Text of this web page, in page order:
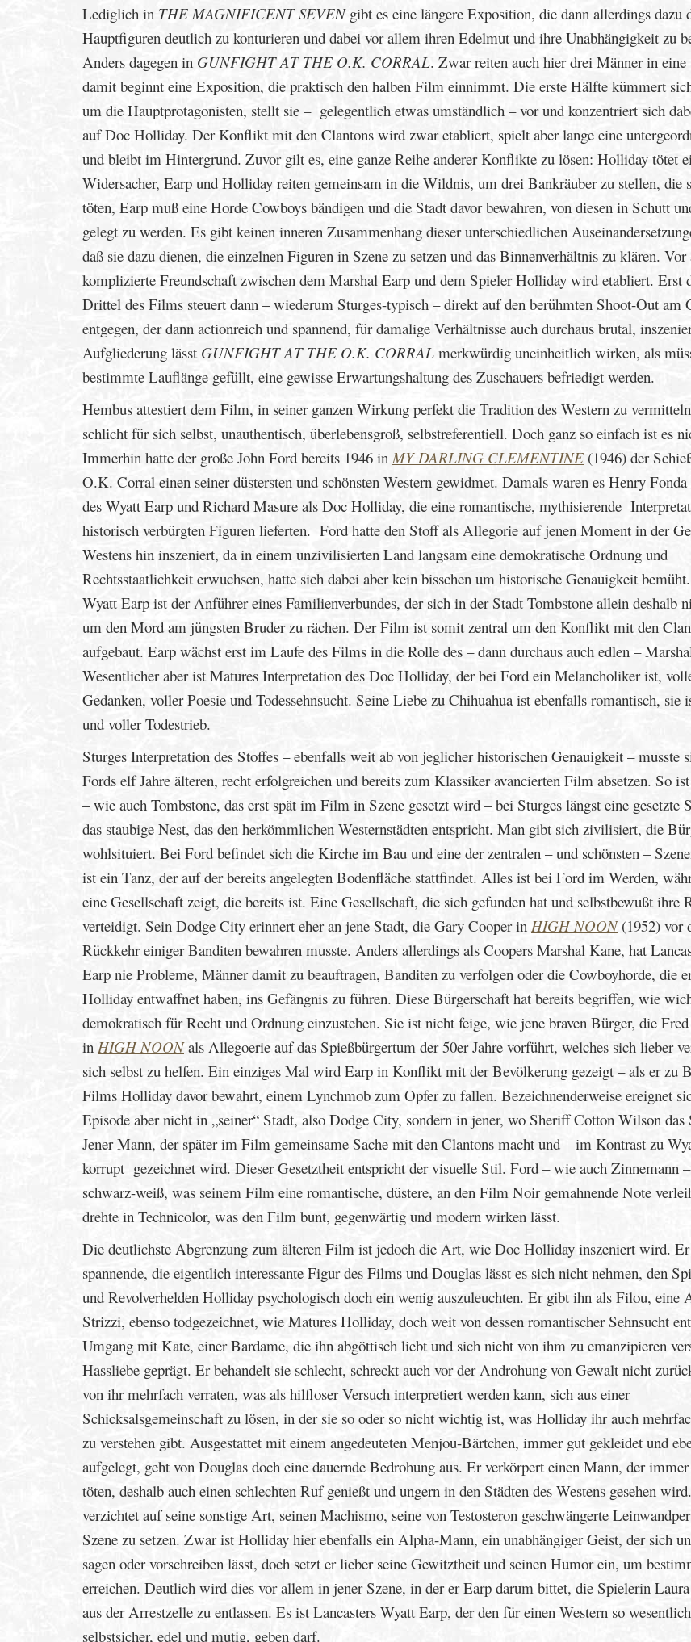
Lediglich in THE MAGNIFICENT SEVENgibt es eine längere Exposition, die dann allerdings dazu
Hauptfiguren deutlich zu konturieren und dabei vor allem ihren Edelmut und ihre Unabhängigkeit zu
Anders dagegen in GUNFIGHT AT THE O.K. CORRAL. Zwar reiten auch hier drei Männer in eine
damit beginnt eine Exposition, die praktisch den halben Film einnimmt. Die erste Hälfte kümmert
um die Hauptprotagonisten, stellt sie – gelegentlich etwas umständlich – vor und konzentriert sich
auf Doc Holliday. Der Konflikt mit den Clantons wird zwar etabliert, spielt aber lange eine
und bleibt im Hintergrund. Zuvor gilt es, eine ganze Reihe anderer Konflikte zu lösen: Holliday tötet
Widersacher, Earp und Holliday reiten gemeinsam in die Wildnis, um drei Bankräuber zu stellen, die
töten, Earp muß eine Horde Cowboys bändigen und die Stadt davor bewahren, von diesen in Schutt
gelegt zu werden. Es gibt keinen inneren Zusammenhang dieser unterschiedlichen
daß sie dazu dienen, die einzelnen Figuren in Szene zu setzen und das Binnenverhältnis zu klären.
komplizierte Freundschaft zwischen dem Marshal Earp und dem Spieler Holliday wird etabliert. Erst
Drittel des Films steuert dann – wiederum Sturges-typisch – direkt auf den berühmten Shoot-Out am
entgegen, der dann actionreich und spannend, für damalige Verhältnisse auch durchaus brutal,
Aufgliederung lässt GUNFIGHT AT THE O.K. CORRAL merkwürdig uneinheitlich wirken, als
bestimmte Lauflänge gefüllt, eine gewisse Erwartungshaltung des Zuschauers befriedigt werden.
Hembus attestiert dem Film, in seiner ganzen Wirkung perfekt die Tradition des Western zu
schlicht für sich selbst, unauthentisch, überlebensgroß, selbstreferentiell. Doch ganz so einfach ist es
Immerhin hatte der große John Ford bereits 1946 inMY DARLING CLEMENTINE (1946) der
O.K. Corral einen seiner düstersten und schönsten Western gewidmet. Damals waren es Henry
des Wyatt Earp und Richard Masure als Doc Holliday, die eine romantische, mythisierende
historisch verbürgten Figuren lieferten. Ford hatte den Stoff als Allegorie auf jenen Moment in der
Westens hin inszeniert, da in einem unzivilisierten Land langsam eine demokratische Ordnung und
Rechtsstaatlichkeit erwuchsen, hatte sich dabei aber kein bisschen um historische Genauigkeit
Wyatt Earp ist der Anführer eines Familienverbundes, der sich in der Stadt Tombstone allein deshalb
um den Mord am jüngsten Bruder zu rächen. Der Film ist somit zentral um den Konflikt mit den
aufgebaut. Earp wächst erst im Laufe des Films in die Rolle des – dann durchaus auch edlen –
Wesentlicher aber ist Matures Interpretation des Doc Holliday, der bei Ford ein Melancholiker ist,
Gedanken, voller Poesie und Todessehnsucht. Seine Liebe zu Chihuahua ist ebenfalls romantisch, sie
und voller Todestrieb.
Sturges Interpretation des Stoffes – ebenfalls weit ab von jeglicher historischen Genauigkeit – musste
Fords elf Jahre älteren, recht erfolgreichen und bereits zum Klassiker avancierten Film absetzen. So
– wie auch Tombstone, das erst spät im Film in Szene gesetzt wird – bei Sturges längst eine gesetzte
das staubige Nest, das den herkömmlichen Westernstädten entspricht. Man gibt sich zivilisiert, die
wohlsituiert. Bei Ford befindet sich die Kirche im Bau und eine der zentralen – und schönsten –
ist ein Tanz, der auf der bereits angelegten Bodenfläche stattfindet. Alles ist bei Ford im Werden,
eine Gesellschaft zeigt, die bereits ist. Eine Gesellschaft, die sich gefunden hat und selbstbewußt ihre
verteidigt. Sein Dodge City erinnert eher an jene Stadt, die Gary Cooper in HIGH NOON(1952) vor
Rückkehr einiger Banditen bewahren musste. Anders allerdings als Coopers Marshal Kane, hat
Earp nie Probleme, Männer damit zu beauftragen, Banditen zu verfolgen oder die Cowboyhorde, die
Holliday entwaffnet haben, ins Gefängnis zu führen. Diese Bürgerschaft hat bereits begriffen, wie
demokratisch für Recht und Ordnung einzustehen. Sie ist nicht feige, wie jene braven Bürger, die
in HIGH NOONals Allegoerie auf das Spießbürgertum der 50er Jahre vorführt, welches sich lieber
sich selbst zu helfen. Ein einziges Mal wird Earp in Konflikt mit der Bevölkerung gezeigt – als er zu
Films Holliday davor bewahrt, einem Lynchmob zum Opfer zu fallen. Bezeichnenderweise ereignet
Episode aber nicht in „seiner“ Stadt, also Dodge City, sondern in jener, wo Sheriff Cotton Wilson das
Jener Mann, der später im Film gemeinsame Sache mit den Clantons macht und – im Kontrast zu
korrupt gezeichnet wird. Dieser Gesetztheit entspricht der visuelle Stil. Ford – wie auch Zinnemann
schwarz-weiß, was seinem Film eine romantische, düstere, an den Film Noir gemahnende Note
drehte in Technicolor, was den Film bunt, gegenwärtig und modern wirken lässt.
Die deutlichste Abgrenzung zum älteren Film ist jedoch die Art, wie Doc Holliday inszeniert wird.
spannende, die eigentlich interessante Figur des Films und Douglas lässt es sich nicht nehmen, den
und Revolverhelden Holliday psychologisch doch ein wenig auszuleuchten. Er gibt ihn als Filou, eine
Strizzi, ebenso todgezeichnet, wie Matures Holliday, doch weit von dessen romantischer Sehnsucht
Umgang mit Kate, einer Bardame, die ihn abgöttisch liebt und sich nicht von ihm zu emanzipieren
Hassliebe geprägt. Er behandelt sie schlecht, schreckt auch vor der Androhung von Gewalt nicht
von ihr mehrfach verraten, was als hilfloser Versuch interpretiert werden kann, sich aus einer
Schicksalsgemeinschaft zu lösen, in der sie so oder so nicht wichtig ist, was Holliday ihr auch
zu verstehen gibt. Ausgestattet mit einem angedeuteten Menjou-Bärtchen, immer gut gekleidet und
aufgelegt, geht von Douglas doch eine dauernde Bedrohung aus. Er verkörpert einen Mann, der
töten, deshalb auch einen schlechten Ruf genießt und ungern in den Städten des Westens gesehen
verzichtet auf seine sonstige Art, seinen Machismo, seine von Testosteron geschwängerte
Szene zu setzen. Zwar ist Holliday hier ebenfalls ein Alpha-Mann, ein unabhängiger Geist, der sich
sagen oder vorschreiben lässt, doch setzt er lieber seine Gewitztheit und seinen Humor ein, um
erreichen. Deutlich wird dies vor allem in jener Szene, in der er Earp darum bittet, die Spielerin
aus der Arrestzelle zu entlassen. Es ist Lancasters Wyatt Earp, der den für einen Western so
selbstsicher, edel und mutig, geben darf.